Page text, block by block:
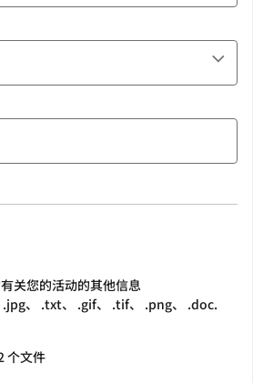
关您的活动的其他信息
、 .txt、 .gif、 .tif、 .png、 .doc.
个文件